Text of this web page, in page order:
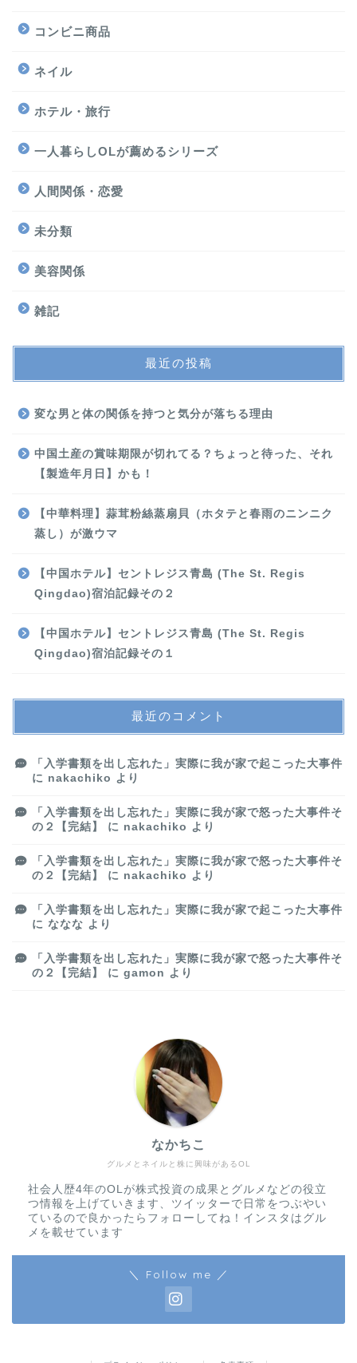
コンビニ商品
ネイル
ホテル・旅行
一人暮らしOLが薦めるシリーズ
人間関係・恋愛
未分類
美容関係
雑記
最近の投稿
変な男と体の関係を持つと気分が落ちる理由
中国土産の賞味期限が切れてる？ちょっと待った、それ
【製造年月日】かも！
【中華料理】蒜茸粉絲蒸扇貝（ホタテと春雨のニンニク
蒸し）が激ウマ
【中国ホテル】セントレジス青島 (The St. Regis
Qingdao)宿泊記録その２
【中国ホテル】セントレジス青島 (The St. Regis
Qingdao)宿泊記録その１
最近のコメント
「入学書類を出し忘れた」実際に我が家で起こった大事件
に nakachiko より
「入学書類を出し忘れた」実際に我が家で怒った大事件そ
の２【完結】
に nakachiko より
「入学書類を出し忘れた」実際に我が家で怒った大事件そ
の２【完結】
に nakachiko より
「入学書類を出し忘れた」実際に我が家で起こった大事件
に ななな より
「入学書類を出し忘れた」実際に我が家で怒った大事件そ
の２【完結】
に gamon より
グルメとネイルと株に興味があるOL
なかちこ
社会人歴4年のOLが株式投資の成果とグルメなどの役立
つ情報を上げていきます、ツイッターで日常をつぶやい
ているので良かったらフォローしてね！インスタはグル
メを載せています
＼ Follow me ／